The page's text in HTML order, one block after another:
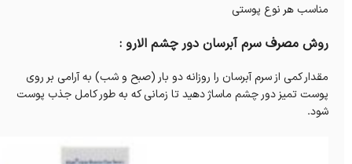
مناسب هر نوع پوستی
روش مصرف سرم آبرسان دور چشم الارو :
مقدار کمی از سرم آبرسان را روزانه دو بار (صبح و شب) به آرامی بر روی
پوست تمیز دور چشم ماساژ دهید تا زمانی که به طور کامل جذب پوست
شود.